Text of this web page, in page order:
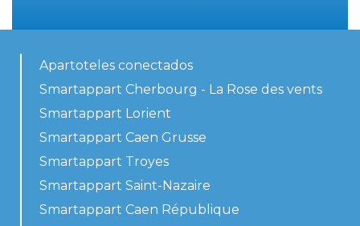
Apartoteles conectados
Smartappart Cherbourg - La Rose des vents
Smartappart Lorient
Smartappart Caen Grusse
Smartappart Troyes
Smartappart Saint-Nazaire
Smartappart Caen République